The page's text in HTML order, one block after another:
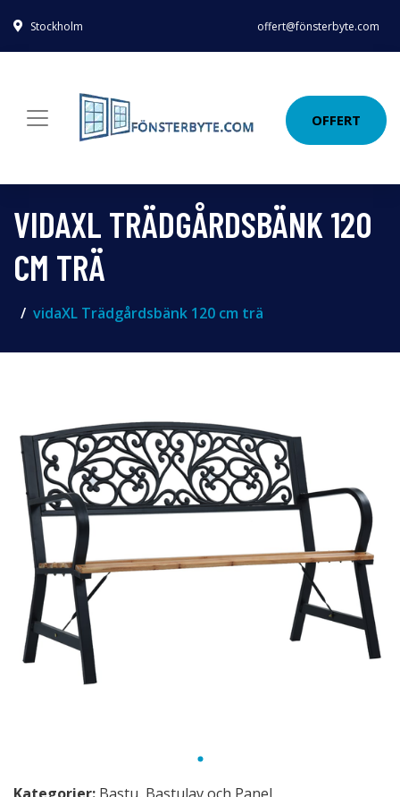
Stockholm offert@fönsterbyte.com
OFFERT
VIDAXL TRÄDGÅRDSBÄNK 120
CM TRÄ
vidaXL Trädgårdsbänk 120 cm trä